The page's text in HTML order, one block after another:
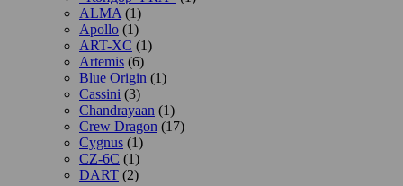
ALMA (1)
Apollo (1)
ART-XC (1)
Artemis (6)
Blue Origin (1)
Cassini (3)
Chandrayaan (1)
Crew Dragon (17)
Cygnus (1)
CZ-6C (1)
DART (2)